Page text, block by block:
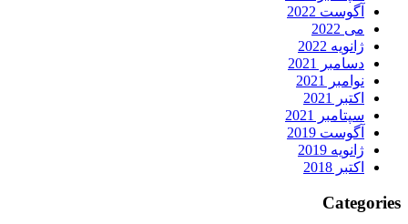
آگوست 2022
می 2022
ژانویه 2022
دسامبر 2021
نوامبر 2021
اکتبر 2021
سپتامبر 2021
آگوست 2019
ژانویه 2019
اکتبر 2018
Categories